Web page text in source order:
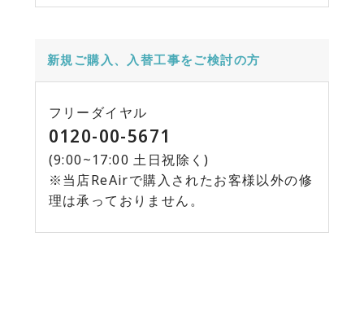
新規ご購入、入替工事をご検討の方
フリーダイヤル
0120-00-5671
(9:00~17:00 土日祝除く)
※当店ReAirで購入されたお客様以外の修
理は承っておりません。